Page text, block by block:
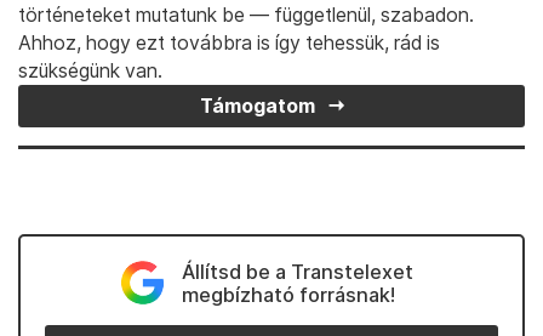
történeteket mutatunk be — függetlenül, szabadon.
Ahhoz, hogy ezt továbbra is így tehessük, rád is
szükségünk van.
Támogatom
Állítsd be a Transtelexet
megbízható forrásnak!